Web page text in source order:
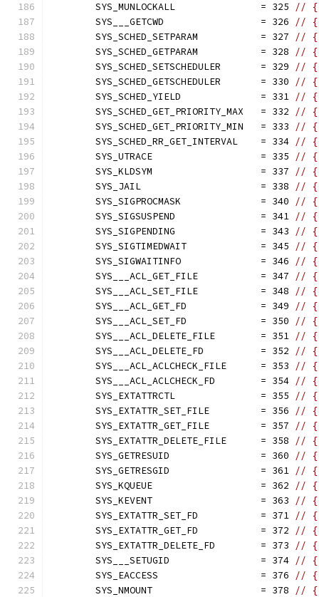
	SYS_MUNLOCKALL               = 325
// {
	SYS___GETCWD                 = 326
// {
	SYS_SCHED_SETPARAM           = 327
// {
	SYS_SCHED_GETPARAM           = 328
// {
	SYS_SCHED_SETSCHEDULER       = 329
// {
	SYS_SCHED_GETSCHEDULER       = 330
// {
	SYS_SCHED_YIELD              = 331
// {
	SYS_SCHED_GET_PRIORITY_MAX   = 332
// {
	SYS_SCHED_GET_PRIORITY_MIN   = 333
// {
	SYS_SCHED_RR_GET_INTERVAL    = 334
// {
	SYS_UTRACE                   = 335
// {
	SYS_KLDSYM                   = 337
// {
	SYS_JAIL                     = 338
// {
	SYS_SIGPROCMASK              = 340
// {
	SYS_SIGSUSPEND               = 341
// {
	SYS_SIGPENDING               = 343
// {
	SYS_SIGTIMEDWAIT             = 345
// {
	SYS_SIGWAITINFO              = 346
// {
	SYS___ACL_GET_FILE           = 347
// {
	SYS___ACL_SET_FILE           = 348
// {
	SYS___ACL_GET_FD             = 349
// {
	SYS___ACL_SET_FD             = 350
// {
	SYS___ACL_DELETE_FILE        = 351
// {
	SYS___ACL_DELETE_FD          = 352
// {
	SYS___ACL_ACLCHECK_FILE      = 353
// {
	SYS___ACL_ACLCHECK_FD        = 354
// {
	SYS_EXTATTRCTL               = 355
// {
	SYS_EXTATTR_SET_FILE         = 356
// {
	SYS_EXTATTR_GET_FILE         = 357
// {
	SYS_EXTATTR_DELETE_FILE      = 358
// {
	SYS_GETRESUID                = 360
// {
	SYS_GETRESGID                = 361
// {
	SYS_KQUEUE                   = 362
// {
	SYS_KEVENT                   = 363
// {
	SYS_EXTATTR_SET_FD           = 371
// {
	SYS_EXTATTR_GET_FD           = 372
// {
	SYS_EXTATTR_DELETE_FD        = 373
// {
	SYS___SETUGID                = 374
// {
	SYS_EACCESS                  = 376
// {
	SYS_NMOUNT                   = 378
// {